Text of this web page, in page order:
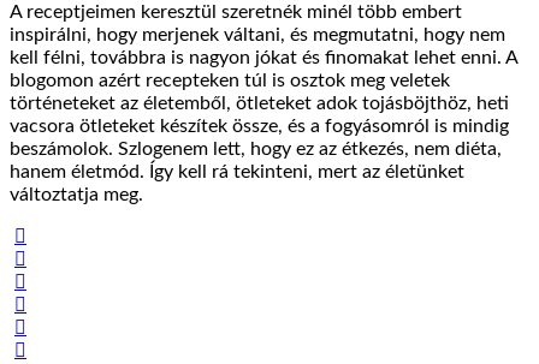
A receptjeimen keresztül szeretnék minél több embert
inspirálni, hogy merjenek váltani, és megmutatni, hogy nem
kell félni, továbbra is nagyon jókat és finomakat lehet enni. A
blogomon azért recepteken túl is osztok meg veletek
történeteket az életemből, ötleteket adok tojásböjthöz, heti
vacsora ötleteket készítek össze, és a fogyásomról is mindig
beszámolok. Szlogenem lett, hogy ez az étkezés, nem diéta,
hanem életmód. Így kell rá tekinteni, mert az életünket
változtatja meg.